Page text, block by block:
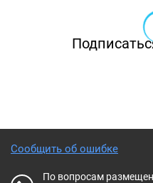
Сообщить об ошибке
По вопросам